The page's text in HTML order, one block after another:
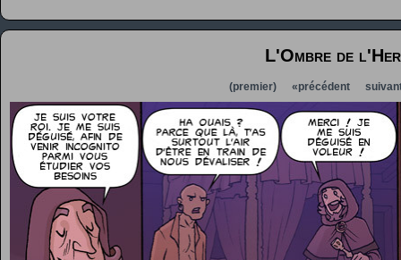
L'Ombre de
(premier) «précédent